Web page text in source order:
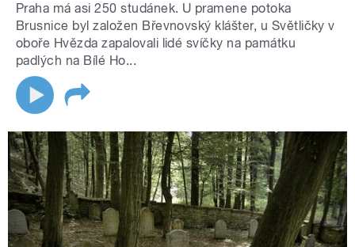
Praha má asi 250 studánek. U pramene potoka
Brusnice byl založen Břevnovský klášter, u Světličky v
oboře Hvězda zapalovali lidé svíčky na památku
padlých na Bílé Ho...